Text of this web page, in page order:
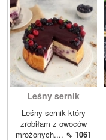
Leśny sernik
Leśny sernik który
zrobiłam z owoców
mrożonych.... ⇖ 1061